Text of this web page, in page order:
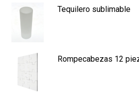
Tequilero sublimable
Rompecabezas 12